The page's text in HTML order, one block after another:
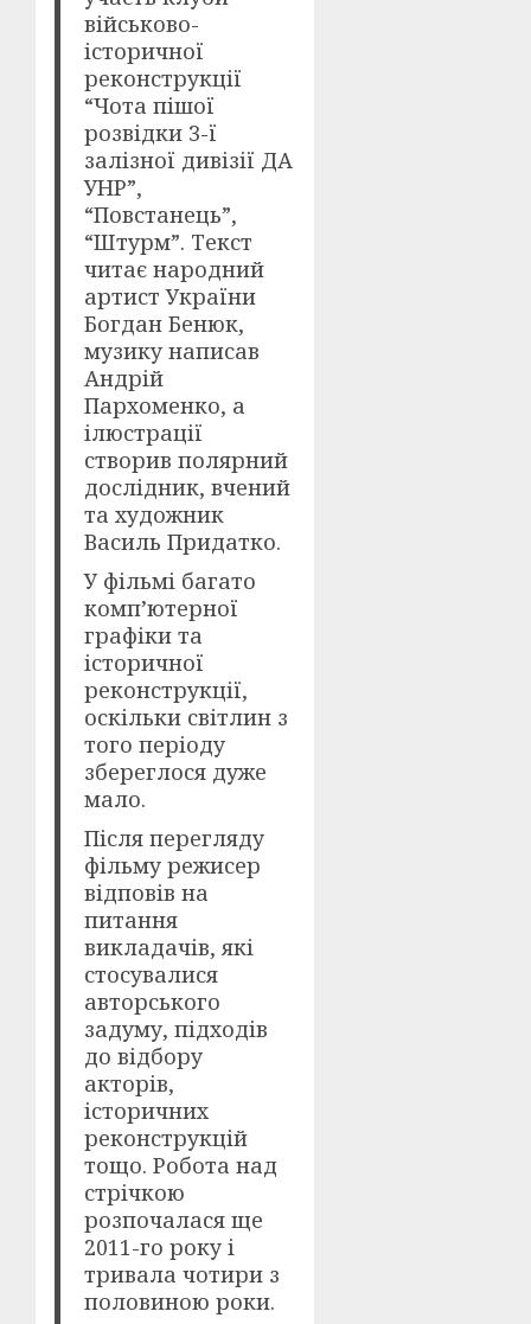
військово-
історичної
реконструкції
“Чота пішої
розвідки 3-ї
залізної дивізії ДА
УНР”,
“Повстанець”,
“Штурм”. Текст
читає народний
артист України
Богдан Бенюк,
музику написав
Андрій
Пархоменко, а
ілюстрації
створив полярний
дослідник, вчений
та художник
Василь Придатко.
У фільмі багато
комп’ютерної
графіки та
історичної
реконструкції,
оскільки світлин з
того періоду
збереглося дуже
мало.
Після перегляду
фільму режисер
відповів на
питання
викладачів, які
стосувалися
авторського
задуму, підходів
до відбору
акторів,
історичних
реконструкцій
тощо. Робота над
стрічкою
розпочалася ще
2011-го року і
тривала чотири з
половиною роки.